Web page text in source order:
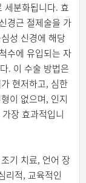
세분화됩니다. 효
경근 절제술을 가
성 신경에 해당
수에 유입되는 자
. 이 수술 방법은
현저하고, 심한
이 없으며, 인지
장 효과적입니
기 치료, 언어 장
리적, 교육적인